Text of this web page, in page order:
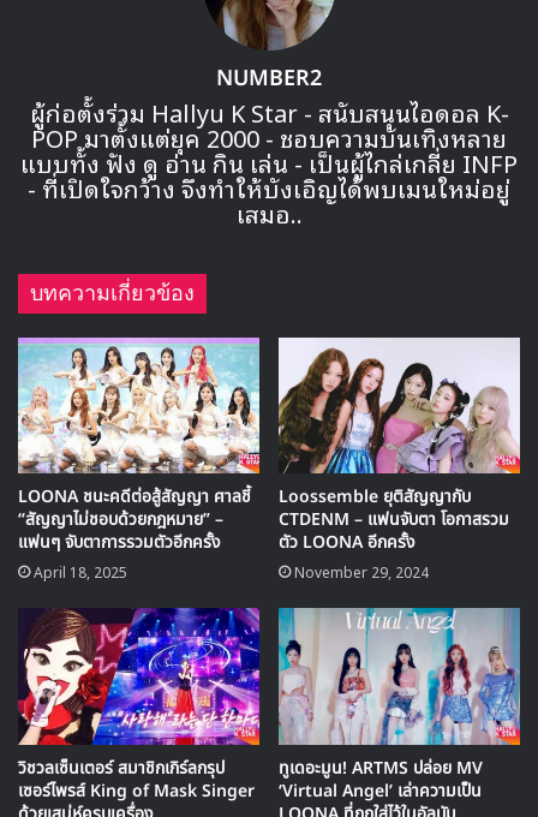
🎙GYUBIN ปลื้มเมืองไทยขนาดไหน? ถึงกลับมาถ่าย
MV เพลงใหม่ LIKE U 100 ที่กรุงเทพ
▶ คลิกดูสัมภาษณ์พิเศษ
NUMBER2
ผู้ก่อตั้งร่วม Hallyu K Star - สนับสนุนไอดอล K-
POP มาตั้งแต่ยุค 2000 - ชอบความบันเทิงหลาย
แบบทั้ง ฟัง ดู อ่าน กิน เล่น - เป็นผู้ไกล่เกลี่ย INFP
- ที่เปิดใจกว้าง จึงทำให้บังเอิญได้พบเมนใหม่อยู่
เสมอ..
บทความเกี่ยวข้อง
LOONA ชนะคดีต่อสู้สัญญา ศาลชี้
“สัญญาไม่ชอบด้วยกฎหมาย” –
แฟนๆ จับตาการรวมตัวอีกครั้ง
April 18, 2025
Loossemble ยุติสัญญากับ
CTDENM – แฟนจับตา โอกาสรวม
ตัว LOONA อีกครั้ง
November 29, 2024
วิชวลเซ็นเตอร์ สมาชิกเกิร์ลกรุป
เซอร์ไพรส์ King of Mask Singer
ทูเดอะมูน! ARTMS ปล่อย MV
‘Virtual Angel’ เล่าความเป็น